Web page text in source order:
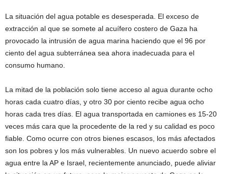
La situación del agua potable es desesperada. El exceso de
extracción al que se somete al acuífero costero de Gaza ha
provocado la intrusión de agua marina haciendo que el 96 por
ciento del agua subterránea sea ahora inadecuada para el
consumo humano.
La mitad de la población solo tiene acceso al agua durante ocho
horas cada cuatro días, y otro 30 por ciento recibe agua ocho
horas cada tres días. El agua transportada en camiones es 15-20
veces más cara que la procedente de la red y su calidad es poco
fiable. Como ocurre con otros bienes escasos, los más afectados
son los pobres y los más vulnerables. Un nuevo acuerdo sobre el
agua entre la AP e Israel, recientemente anunciado, puede aliviar